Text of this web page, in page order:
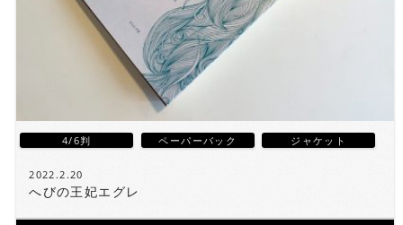
4/6判 ペーパーバック ジャケット
2022.2.20
へびの王妃エグレ